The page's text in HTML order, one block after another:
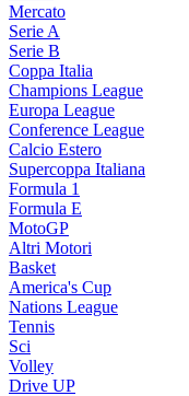
Mercato
Serie A
Serie B
Coppa Italia
Champions League
Europa League
Conference League
Calcio Estero
Supercoppa Italiana
Formula 1
Formula E
MotoGP
Altri Motori
Basket
America's Cup
Nations League
Tennis
Sci
Volley
Drive UP